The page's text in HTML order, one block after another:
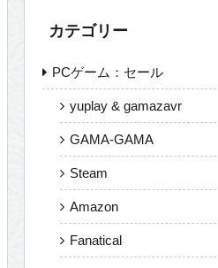
カテゴリー
PCゲーム：セール
yuplay & gamazavr
GAMA-GAMA
Steam
Amazon
Fanatical